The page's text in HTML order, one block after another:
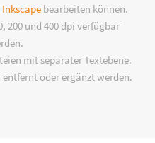
Inkscape bearbeiten können.
200 und 400 dpi verfügbar
mit separater Textebene.
oder ergänzt werden.